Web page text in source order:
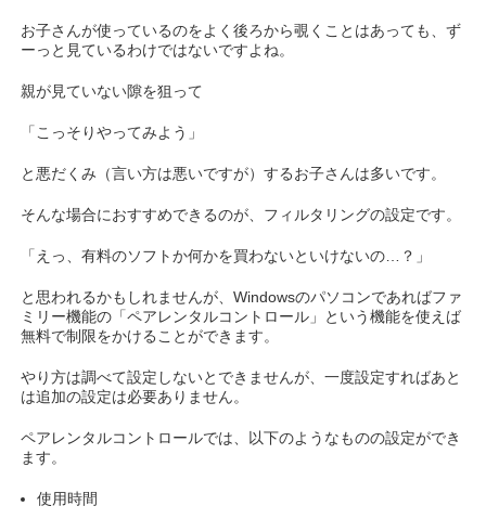
お子さんが使っているのをよく後ろから覗くことはあっても、ず
ーっと見ているわけではないですよね。
親が見ていない隙を狙って
「こっそりやってみよう」
と悪だくみ（言い方は悪いですが）するお子さんは多いです。
そんな場合におすすめできるのが、フィルタリングの設定です。
「えっ、有料のソフトか何かを買わないといけないの…？」
と思われるかもしれませんが、Windowsのパソコンであればファ
ミリー機能の「ペアレンタルコントロール」という機能を使えば
無料で制限をかけることができます。
やり方は調べて設定しないとできませんが、一度設定すればあと
は追加の設定は必要ありません。
ペアレンタルコントロールでは、以下のようなものの設定ができ
ます。
使用時間